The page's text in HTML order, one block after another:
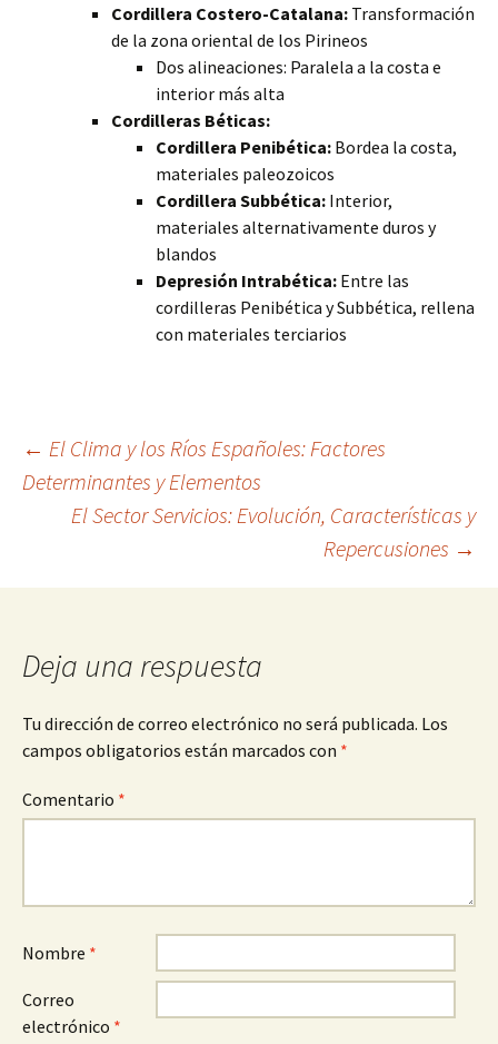
Cordillera Costero-Catalana: Transformación
de la zona oriental de los Pirineos
Dos alineaciones: Paralela a la costa e
interior más alta
Cordilleras Béticas:
Cordillera Penibética: Bordea la costa,
materiales paleozoicos
Cordillera Subbética: Interior,
materiales alternativamente duros y
blandos
Depresión Intrabética: Entre las
cordilleras Penibética y Subbética, rellena
con materiales terciarios
Navegación
entradas
← El Clima y los Ríos Españoles: Factores
Determinantes y Elementos
El Sector Servicios: Evolución, Características y
Repercusiones →
Deja una respuesta
Tu dirección de correo electrónico no será publicada. Los
campos obligatorios están marcados con *
Comentario *
Nombre *
Correo
electrónico *